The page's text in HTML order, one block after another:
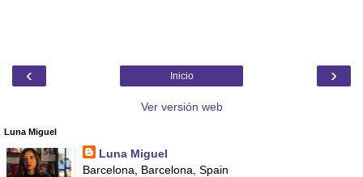
‹ ›
Inicio
Ver versión web
Luna Miguel
Luna Miguel
Barcelona, Barcelona, Spain